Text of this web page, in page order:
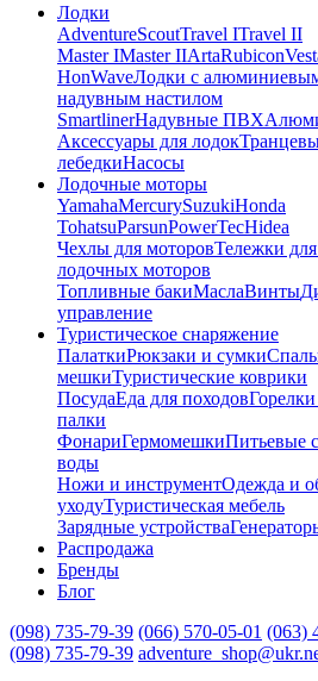
Лодки
AdventureScoutTravel ITravel II
Master IMaster IIArtaRubicon
HonWaveЛодки с
надувным настилом
SmartlinerНадувные ПВХ
Аксессуары для лодок
лебедкиНасосы
Лодочные моторы
YamahaMercurySuzukiHonda
TohatsuParsunPowerTecHidea
Чехлы для моторовТележки
лодочных моторов
Топливные бакиМаслаВинты
управление
Туристическое снаряжение
ПалаткиРюкзаки и сумки
мешкиТуристические коврики
ПосудаЕда для походов
палки
ФонариГермомешкиПитьевые
воды
Ножи и инструментОдежда и
уходуТуристическая мебель
Зарядные устройства
Распродажа
Бренды
Блог
(098) 735-79-39 (066) 570-05-01 (063)
(098) 735-79-39